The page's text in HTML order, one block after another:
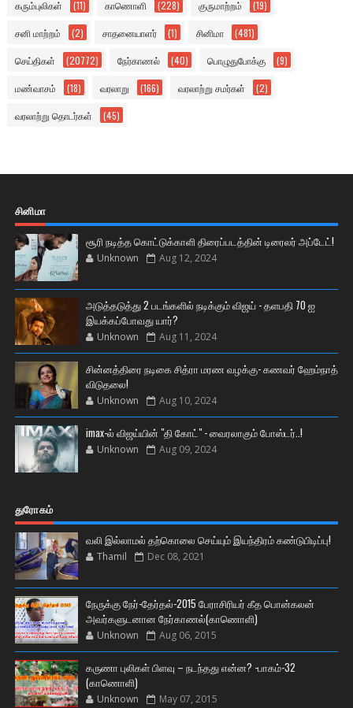
கரும்புலிகள் (11) காணொளி (228) குருமாற்றம் (19)
சனி மாற்றம் (2) சாதனையாளர் (1) சினிமா (481)
செய்திகள் (20772) நேர்காணல் (40) பொழுதுபோக்கு (9)
மண்வாசம் (18) வரலாறு (166) வரலாற்று சமர்கள் (2)
வரலாற்று தொடர்கள் (45)
சினிமா
சூரி நடித்த கொட்டுக்காளி திரைப்படத்தின் டிரைலர் அப்டேட்!
Unknown Aug 12, 2024
அடுத்தடுத்து 2 படங்களில் நடிக்கும் விஜய் - தளபதி 70 ஐ
இயக்கப்போவது யார்?
Unknown Aug 11, 2024
சின்னத்திரை நடிகை சித்ரா மரண வழக்கு- கணவர் ஹேம்நாத்
விடுதலை!
Unknown Aug 10, 2024
imax-ல் விஜய்யின் "தி கோட்" - வைரலாகும் போஸ்டர்..!
Unknown Aug 09, 2024
துரோகம்
வலி இல்லாமல் தற்கொலை செய்யும் இயந்திரம் கண்டுபிடிப்பு!
Thamil Dec 08, 2021
நேருக்கு நேர்-தேர்தல்-2015 பேராசிரியர் கீத பொன்கலன்
அவர்களுடனான நேர்காணல்(காணொளி)
Unknown Aug 06, 2015
கருணா புலிகள் பிளவு – நடந்தது என்ன? -பாகம்-32
(காணொளி)
Unknown May 07, 2015